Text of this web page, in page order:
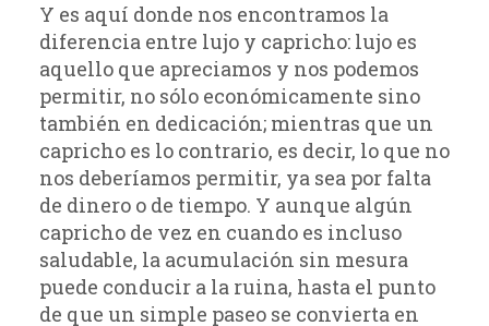
Y es aquí donde nos encontramos la
diferencia entre lujo y capricho: lujo es
aquello que apreciamos y nos podemos
permitir, no sólo económicamente sino
también en dedicación; mientras que un
capricho es lo contrario, es decir, lo que no
nos deberíamos permitir, ya sea por falta
de dinero o de tiempo. Y aunque algún
capricho de vez en cuando es incluso
saludable, la acumulación sin mesura
puede conducir a la ruina, hasta el punto
de que un simple paseo se convierta en